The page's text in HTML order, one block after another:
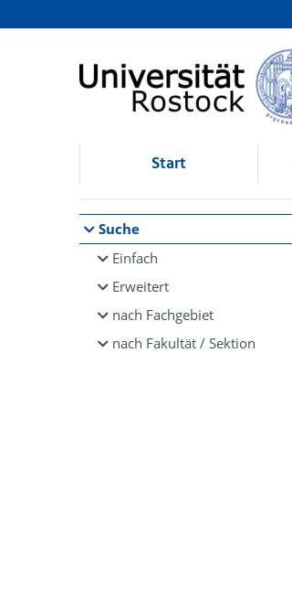
Browsen
direkt zum Inhalt
Start
Suche
Einfach
Erweitert
nach Fachgebiet
nach Fakultät / Sektion